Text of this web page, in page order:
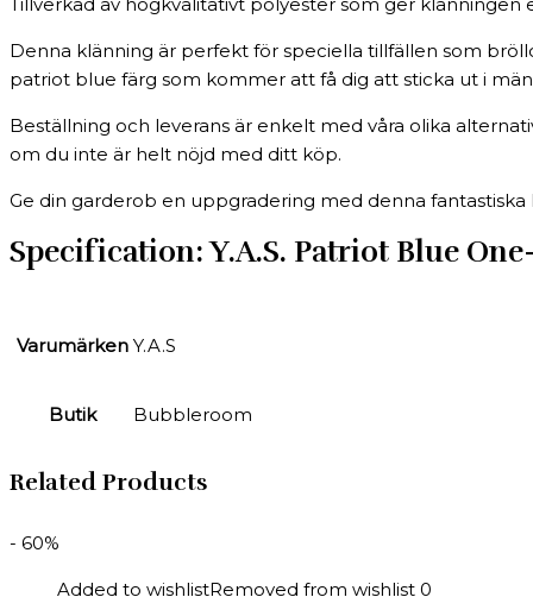
Denna klänning är perfekt för speciella tillfällen som
patriot blue färg som kommer att få dig att sticka ut i
Beställning och leverans är enkelt med våra olika
om du inte är helt nöjd med ditt köp.
Ge din garderob en uppgradering med denna fantastiska
Specification:Y.A.S. Patriot Blue
Varumärken Y.A.S
Butik Bubbleroom
Related Products
- 60%
Added to wishlistRemoved from wishlist 0